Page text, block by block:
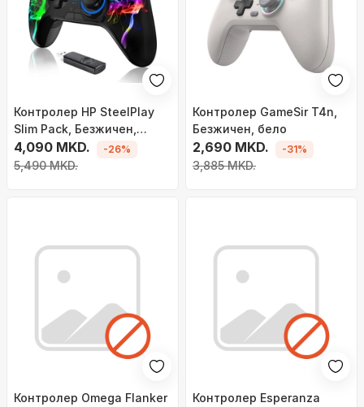
Контролер HP SteelPlay
Slim Pack, Безжичен,
шарен
4,090 MKD.
5,490 MKD.
-26%
Контролер GameSir T4n,
Безжичен, бело
2,690 MKD.
3,885 MKD.
-31%
Контролер Omega Flanker
Контролер Esperanza